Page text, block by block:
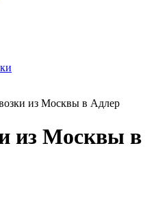
из Москвы в Адлер
из Москвы в